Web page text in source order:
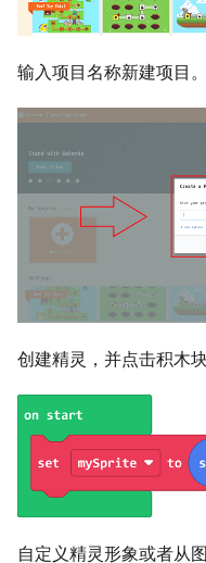
输入项目名称新建项目。
创建精灵，并点击积木
自定义精灵形象或者从